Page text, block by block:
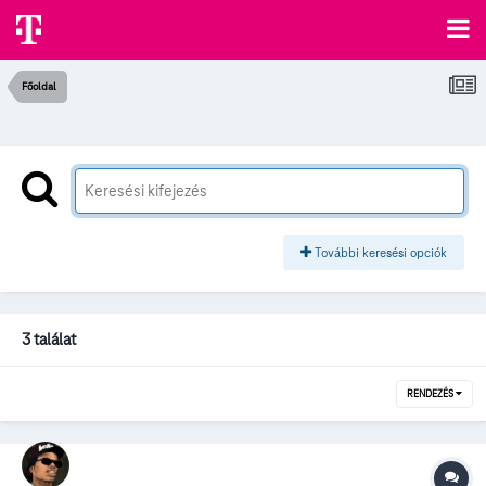
Főoldal
További keresési opciók
3 találat
RENDEZÉS